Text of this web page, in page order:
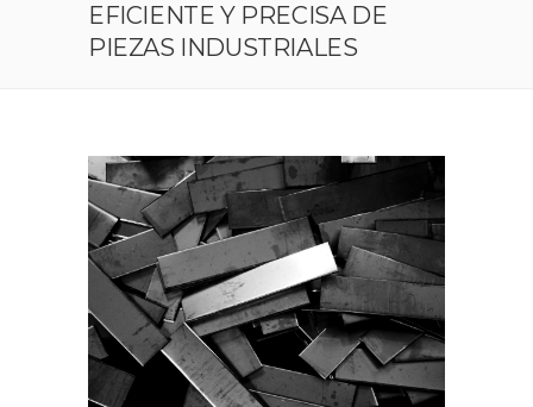
EFICIENTE Y PRECISA DE
PIEZAS INDUSTRIALES